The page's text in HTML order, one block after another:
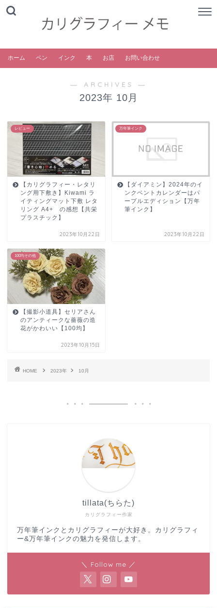
ホーム ペン インク 本 お店 お問い合わせ
― ARCHIVES ―
2023年 10月
レビュー
【カリグラフィー・レタリ
ング用下敷き】Kiwami ラ
イティングマット下敷 レタ
リング A4+ の感想【共栄
プラスチック】
2023年10月22日
万年筆インク
【ダイアミン】2024年のイ
ンクベントカレンダーはパ
ープルエディション【万年
筆インク】
2023年10月22日
100均その他
【撮影小道具】セリアさん
のアンティークな薔薇の造
花がかわいい【100均】
2023年10月15日
HOME 2023年 10月
カリグラフィー作家
tillata(ちらた)
万年筆インクとカリグラフィーが大好き。カリグラフィ
ー&万年筆インクの魅力を発信します。
＼ Follow me ／